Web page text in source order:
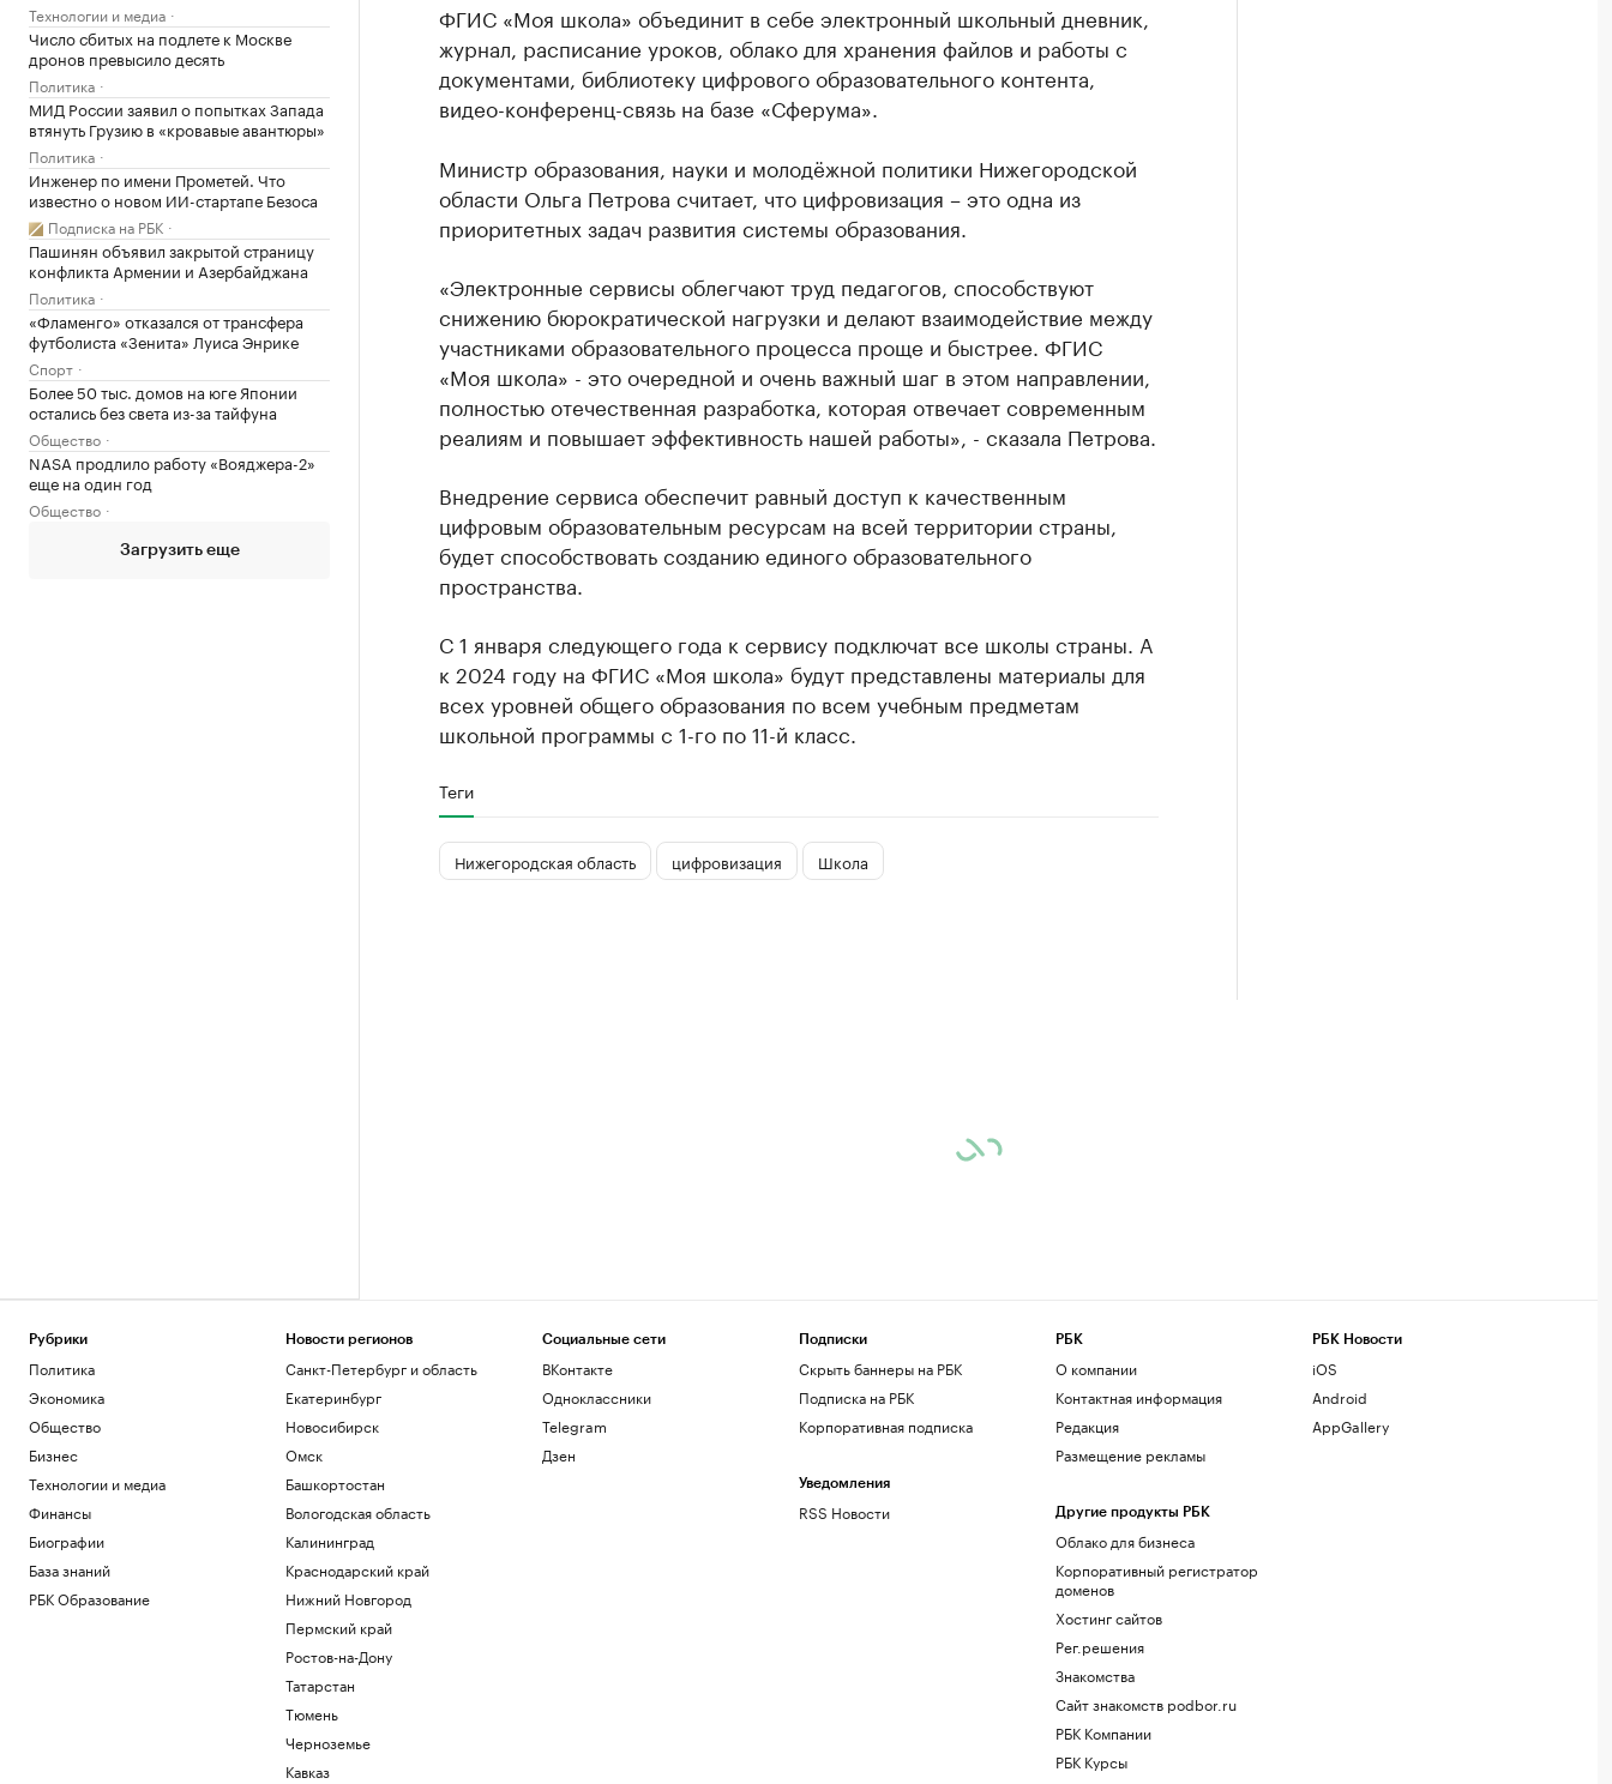
Технологии и медиа
Число сбитых на подлете к Москве
дронов превысило десять
Политика
МИД России заявил о попытках Запада
втянуть Грузию в «кровавые авантюры»
Политика
Инженер по имени Прометей. Что
известно о новом ИИ-стартапе Безоса
Подписка на РБК
Пашинян объявил закрытой страницу
конфликта Армении и Азербайджана
Политика
«Фламенго» отказался от трансфера
футболиста «Зенита» Луиса Энрике
Спорт
Более 50 тыс. домов на юге Японии
остались без света из-за тайфуна
Общество
NASA продлило работу «Вояджера-2»
еще на один год
Общество
Загрузить еще
ФГИС «Моя школа» объединит в себе электронный школьный дневник,
журнал, расписание уроков, облако для хранения файлов и работы с
документами, библиотеку цифрового образовательного контента,
видео-конференц-связь на базе «Сферума».
Министр образования, науки и молодёжной политики Нижегородской
области Ольга Петрова считает, что цифровизация – это одна из
приоритетных задач развития системы образования.
«Электронные сервисы облегчают труд педагогов, способствуют
снижению бюрократической нагрузки и делают взаимодействие между
участниками образовательного процесса проще и быстрее. ФГИС
«Моя школа» - это очередной и очень важный шаг в этом направлении,
полностью отечественная разработка, которая отвечает современным
реалиям и повышает эффективность нашей работы», - сказала Петрова.
Внедрение сервиса обеспечит равный доступ к качественным
цифровым образовательным ресурсам на всей территории страны,
будет способствовать созданию единого образовательного
пространства.
С 1 января следующего года к сервису подключат все школы страны. А
к 2024 году на ФГИС «Моя школа» будут представлены материалы для
всех уровней общего образования по всем учебным предметам
школьной программы с 1-го по 11-й класс.
Теги
Нижегородская область цифровизация Школа
Рубрики
Политика
Экономика
Общество
Бизнес
Технологии и медиа
Финансы
Биографии
База знаний
РБК Образование
Новости регионов
Санкт-Петербург и область
Екатеринбург
Новосибирск
Омск
Башкортостан
Вологодская область
Калининград
Краснодарский край
Нижний Новгород
Пермский край
Ростов-на-Дону
Татарстан
Тюмень
Черноземье
Кавказ
Социальные сети
ВКонтакте
Одноклассники
Telegram
Дзен
Подписки
Скрыть баннеры на РБК
Подписка на РБК
Корпоративная подписка
Уведомления
RSS Новости
РБК
О компании
Контактная информация
Редакция
Размещение рекламы
Другие продукты РБК
Облако для бизнеса
Корпоративный регистратор
доменов
Хостинг сайтов
Рег.решения
Знакомства
Сайт знакомств podbor.ru
РБК Компании
РБК Курсы
РБК Новости
iOS
Android
AppGallery